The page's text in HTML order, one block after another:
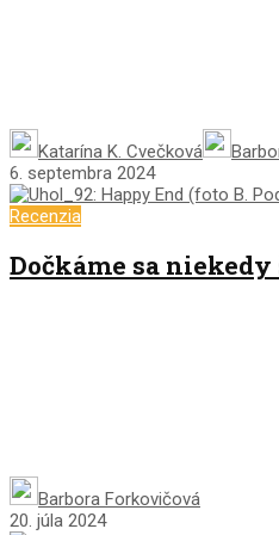
Katarína K. Cvečková
6. septembra 2024
Recenzia
Dočkáme sa
Barbora Forkovičová
20. júla 2024